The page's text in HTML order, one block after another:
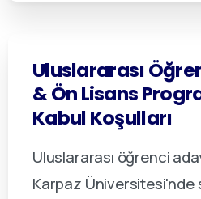
Uluslararası
&ÖnLisans
Kabul Koşulları
Uluslararası öğrenci
Karpaz Üniversitesi'nde